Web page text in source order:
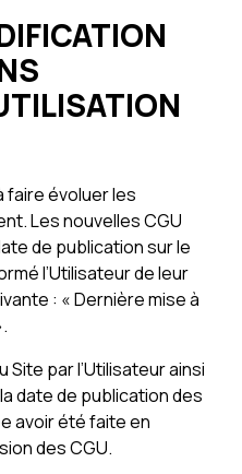
faire évoluer les
Les nouvelles CGU
de publication sur le
l’Utilisateur de leur
: « Dernière mise à
Site par l’Utilisateur ainsi
date de publication des
avoir été faite en
des CGU.